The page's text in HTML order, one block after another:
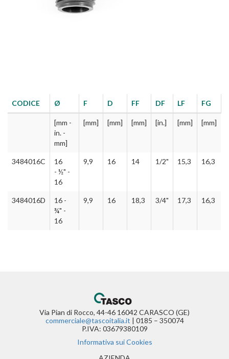
CODICE Ø F D FF DF LF FG
[mm -
in. -
mm]
[mm] [mm] [mm] [in.] [mm] [mm]
3484016C
16
- ½" -
16
9,9 16 14 1/2" 15,3 16,3
3484016D
16 -
¾" -
16
9,9 16 18,3 3/4" 17,3 16,3
Via Pian di Rocco, 44-46 16042 CARASCO (GE)
commerciale@tascoitalia.it | 0185 – 350074
P.IVA: 03679380109
Informativa sui Cookies